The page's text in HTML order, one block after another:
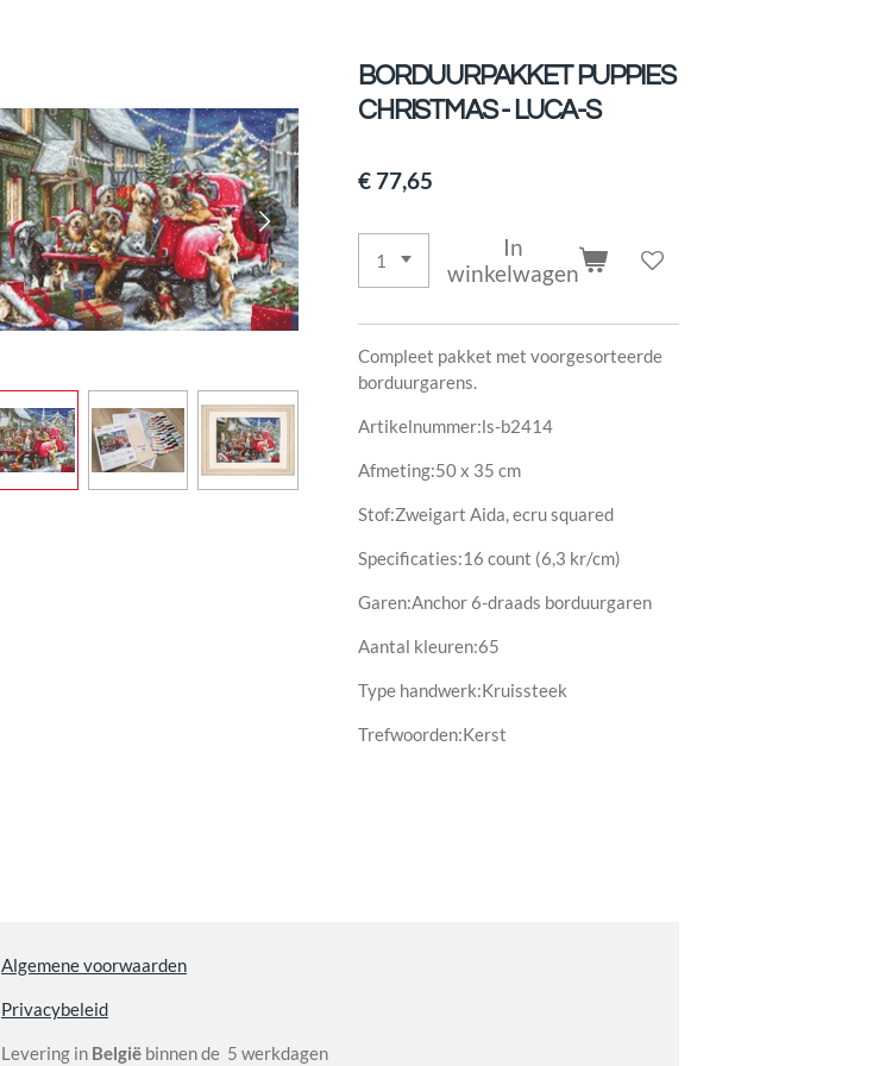
BORDUURPAKKET PUPPIES
CHRISTMAS - LUCA-S
€ 77,65
In
winkelwagen
Compleet pakket met voorgesorteerde
borduurgarens.
Artikelnummer:ls-b2414
Afmeting:50 x 35 cm
Stof:Zweigart Aida, ecru squared
Specificaties:16 count (6,3 kr/cm)
Garen:Anchor 6-draads borduurgaren
Aantal kleuren:65
Type handwerk:Kruissteek
Trefwoorden:Kerst
Algemene voorwaarden
Privacybeleid
Levering in België binnen de 5 werkdagen